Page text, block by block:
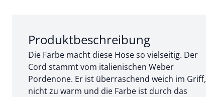
Abschnitt 1 von 3:
Produktbeschreibung
Die Farbe macht diese Hose so vielseitig. Der
Cord stammt vom italienischen Weber
Pordenone. Er ist überraschend weich im Griff,
nicht zu warm und die Farbe ist durch das